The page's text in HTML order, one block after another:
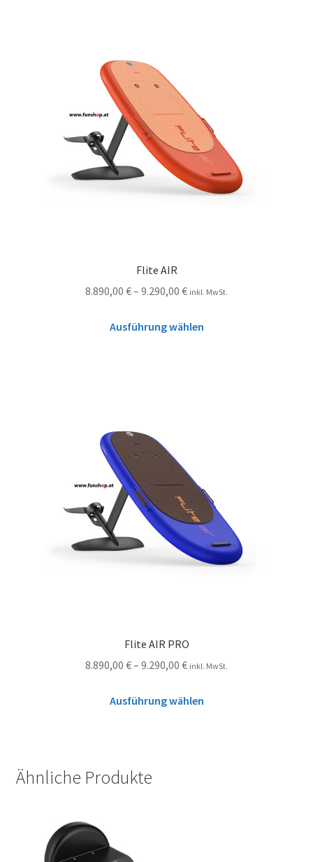
Flite AIR
8.890,00 €– 9.290,00 € inkl. MwSt.
Ausführung wählen
Flite AIR PRO
8.890,00 €– 9.290,00 € inkl. MwSt.
Ausführung wählen
Ähnliche Produkte